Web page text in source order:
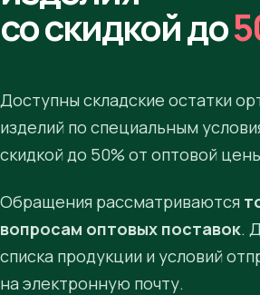
со скидкой до
Доступны складские остатки
изделий по специальным
скидкой до 50% от оптовой
Обращения рассматриваются
вопросам оптовых поставок.
списка продукции и условий
на электронную почту.